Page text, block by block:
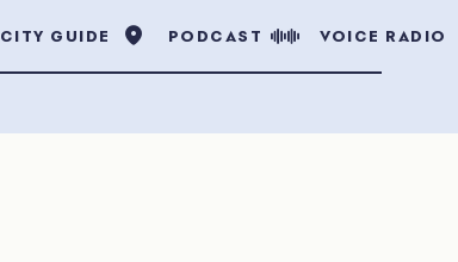
CITY GUIDE PODCAST VOICE RADIO